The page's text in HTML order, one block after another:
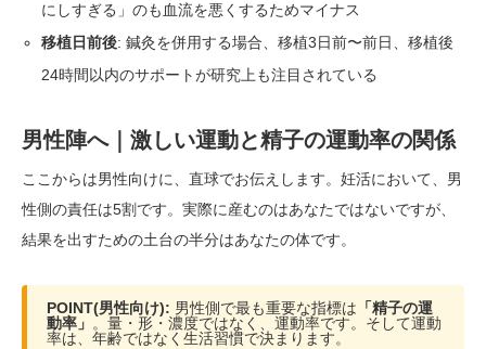
にしすぎる」のも血流を悪くするためマイナス
移植日前後: 鍼灸を併用する場合、移植3日前〜前日、移植後
24時間以内のサポートが研究上も注目されている
男性陣へ｜激しい運動と精子の運動率の関係
ここからは男性向けに、直球でお伝えします。妊活において、男
性側の責任は5割です。実際に産むのはあなたではないですが、
結果を出すための土台の半分はあなたの体です。
POINT(男性向け): 男性側で最も重要な指標は 「精子の運
動率」 。量・形・濃度ではなく、運動率です。そして運動
率は、年齢ではなく生活習慣で決まります。